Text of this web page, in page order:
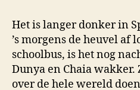
Het is langer donker in
’s morgens de heuvel af
schoolbus, is het nog
Dunya en Chaia wakker.
over de hele wereld